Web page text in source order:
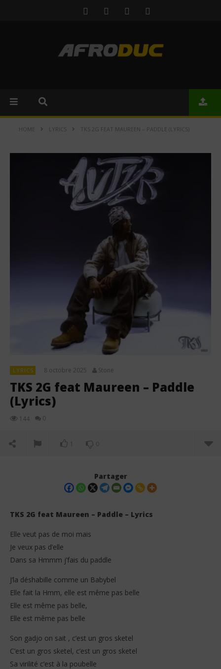
HOME LYRICS TKS 2G FEAT MAUREEN – PADDLE (LYRICS)
LYRICS 8 octobre 2025 Stone
TKS 2G feat Maureen – Paddle
(Lyrics)
144 0
1 0
NOW VIEWING
octobre
2025
Stone
Partager
TKS 2G feat Maureen – Paddle – Lyrics
Elle veut pas de moi mais
Je veux pas d’elle
Dans sa Hmmm j’fais du paddle
J’la déshabille comme un Babybel
Elle fait la Hmm, elle est même pas belle
Elle est même pas belle,
Elle est même pas belle
Son gadjo on sait , c’est un gros sketel
C’est un gros sketel, c’est un gros sketel
Sa virilité c’est à la poubelle